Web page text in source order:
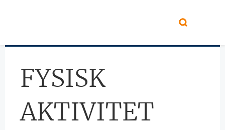
FYSISK
AKTIVITET